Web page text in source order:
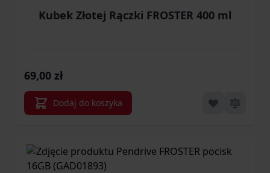
Kubek Złotej Rączki FROSTER 400 ml
69,00 zł
Dodaj do koszyka